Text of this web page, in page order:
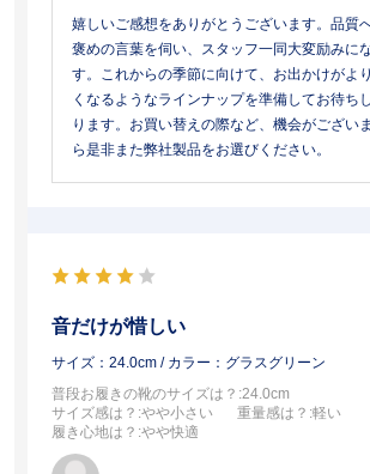
嬉しいご感想をありがとうございます。品質
褒めの言葉を伺い、スタッフ一同大変励みに
す。これからの季節に向けて、お出かけがよ
くなるようなラインナップを準備してお待ち
ります。お買い替えの際など、機会がござい
ら是非また弊社製品をお選びください。
音だけが惜しい
サイズ：24.0cm / カラー：グラスグリーン
普段お履きの靴のサイズは？ :24.0cm
サイズ感は？ :やや小さい 重量感は？ :軽い
履き心地は？ :やや快適